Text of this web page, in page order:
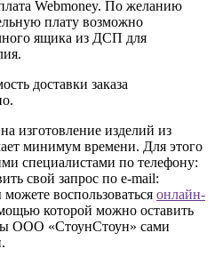
Webmoney. По желанию
плату возможно
ящика из ДСП для
доставки заказа
изготовление изделий из
минимум времени. Для этого
специалистами по телефону:
свой запрос по e-mail:
воспользоваться онлайн-
которой можно оставить
ООО «СтоунСтоун» сами